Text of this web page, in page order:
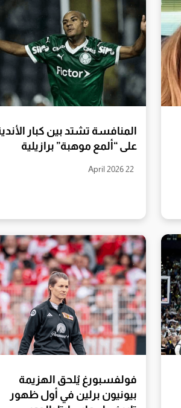
المنافسة تشتد بين كبار
على “ألمع موهبة” برازيلية
22 April 2026
فولفسبورغ يُلحق الهزيمة
بيونيون برلين في أول ظهور